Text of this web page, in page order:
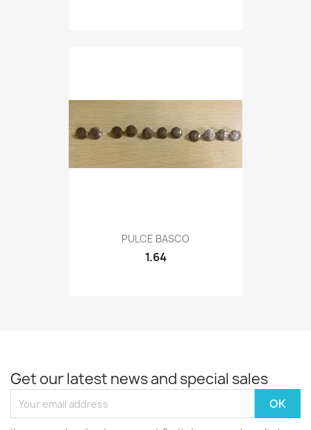
Quick view
PULCE BASCO
1.64
Get our latest news and special sales